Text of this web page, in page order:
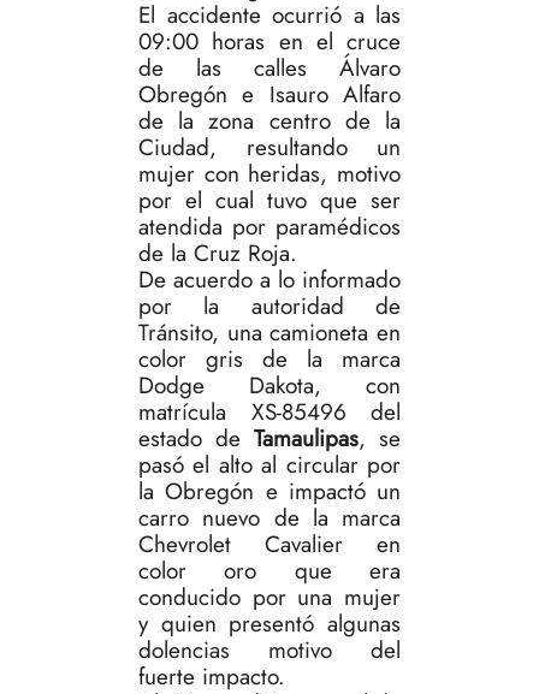
El accidente ocurrió a las
09:00 horas en el cruce
de las calles Álvaro
Obregón e Isauro Alfaro
de la zona centro de la
Ciudad, resultando un
mujer con heridas, motivo
por el cual tuvo que ser
atendida por paramédicos
de la Cruz Roja.
De acuerdo a lo informado
por la autoridad de
Tránsito, una camioneta en
color gris de la marca
Dodge Dakota, con
matrícula XS-85496 del
estado de Tamaulipas, se
pasó el alto al circular por
la Obregón e impactó un
carro nuevo de la marca
Chevrolet Cavalier en
color oro que era
conducido por una mujer
y quien presentó algunas
dolencias motivo del
fuerte impacto.